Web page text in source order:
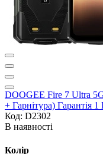
DOOGEE Fire 7 Ultra
+ Гарнітура) Гарантія 1
Код: D2302
В наявності
Колір